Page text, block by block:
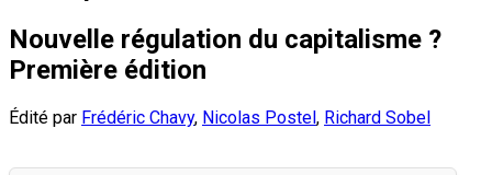
Nouvelle régulation du capitalisme ?
Première édition
Édité par Frédéric Chavy, Nicolas Postel, Richard Sobel